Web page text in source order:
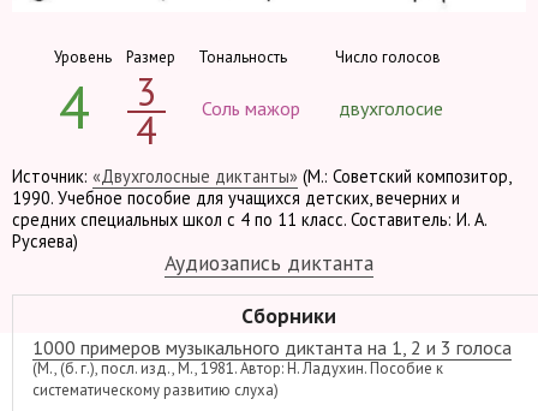
Уровень
4
Размер
3
4
Тональность
Соль мажор
Число голосов
двухголосие
Источник: «Двухголосные диктанты» (М.: Советский композитор,
1990. Учебное пособие для учащихся детских, вечерних и
средних специальных школ с 4 по 11 класс. Составитель: И. А.
Русяева)
Аудиозапись диктанта
Сборники
1000 примеров музыкального диктанта на 1, 2 и 3 голоса
(М., (б. г.), посл. изд., М., 1981. Автор: Н. Ладухин. Пособие к
систематическому развитию слуха)